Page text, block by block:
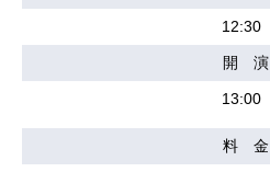
12:30
開 演
13:00
料 金